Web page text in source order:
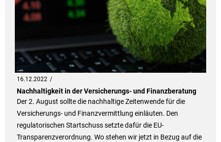
16.12.2022
Nachhaltigkeit in der Versicherungs- und Finanzberatung
Der 2. August sollte die nachhaltige Zeitenwende für die
Versicherungs- und Finanzvermittlung einläuten. Den
regulatorischen Startschuss setzte dafür die EU-
Transparenzverordnung. Wo stehen wir jetzt in Bezug auf die